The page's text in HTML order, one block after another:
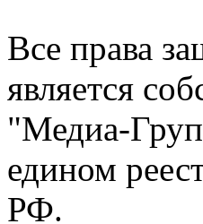
Все права
является
"Медиа-
едином
РФ.